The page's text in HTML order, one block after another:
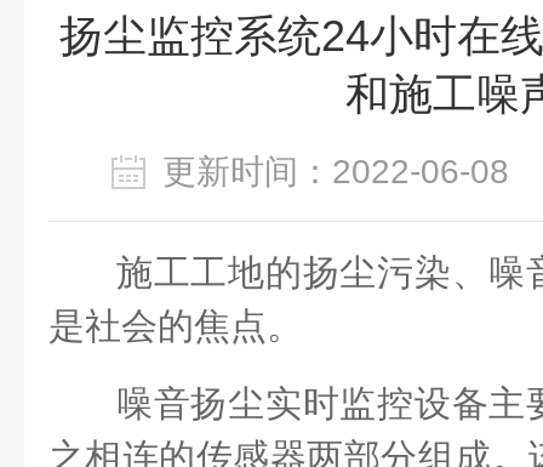
扬尘监控系统24小时在
和施工噪
更新时间：2022-06-
施工工地的扬尘污染、噪
是社会的焦点。
噪音扬尘实时监控设备主
之相连的传感器两部分组成